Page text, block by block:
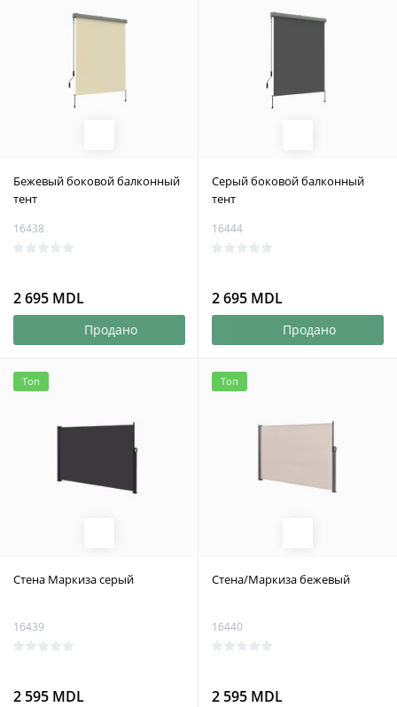
Бежевый боковой балконный
тент
16438
2 695 MDL
Продано
Серый боковой балконный
тент
16444
2 695 MDL
Продано
Топ
Стена Маркиза серый
16439
2 595 MDL
Топ
Стена/Маркиза бежевый
16440
2 595 MDL